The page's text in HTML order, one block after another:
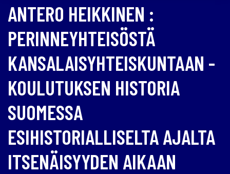
ANTERO HEIKKINEN :
PERINNEYHTEISÖSTÄ
KANSALAISYHTEISKUNTAAN -
KOULUTUKSEN HISTORIA
SUOMESSA
ESIHISTORIALLISELTA AJALTA
ITSENÄISYYDEN AIKAAN